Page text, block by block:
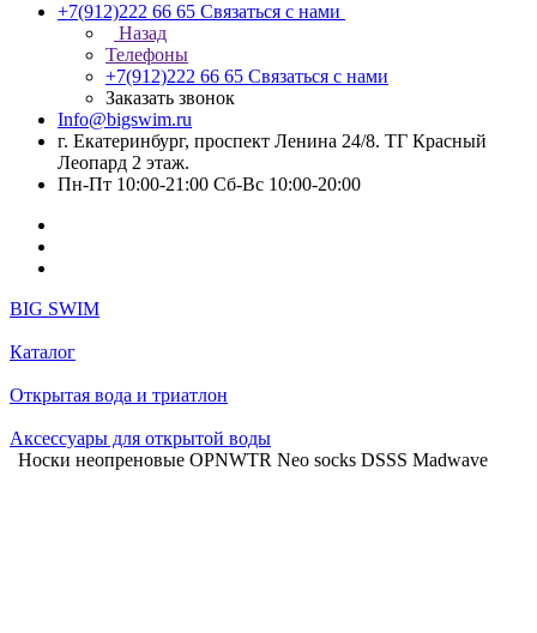
+7(912)222 66 65 Связаться с нами
Назад
Телефоны
+7(912)222 66 65 Связаться с нами
Заказать звонок
Info@bigswim.ru
г. Екатеринбург, проспект Ленина 24/8. ТГ Красный
Леопард 2 этаж.
Пн-Пт 10:00-21:00 Сб-Вс 10:00-20:00
BIG SWIM
Каталог
Открытая вода и триатлон
Аксессуары для открытой воды
Носки неопреновые OPNWTR Neo socks DSSS Madwave